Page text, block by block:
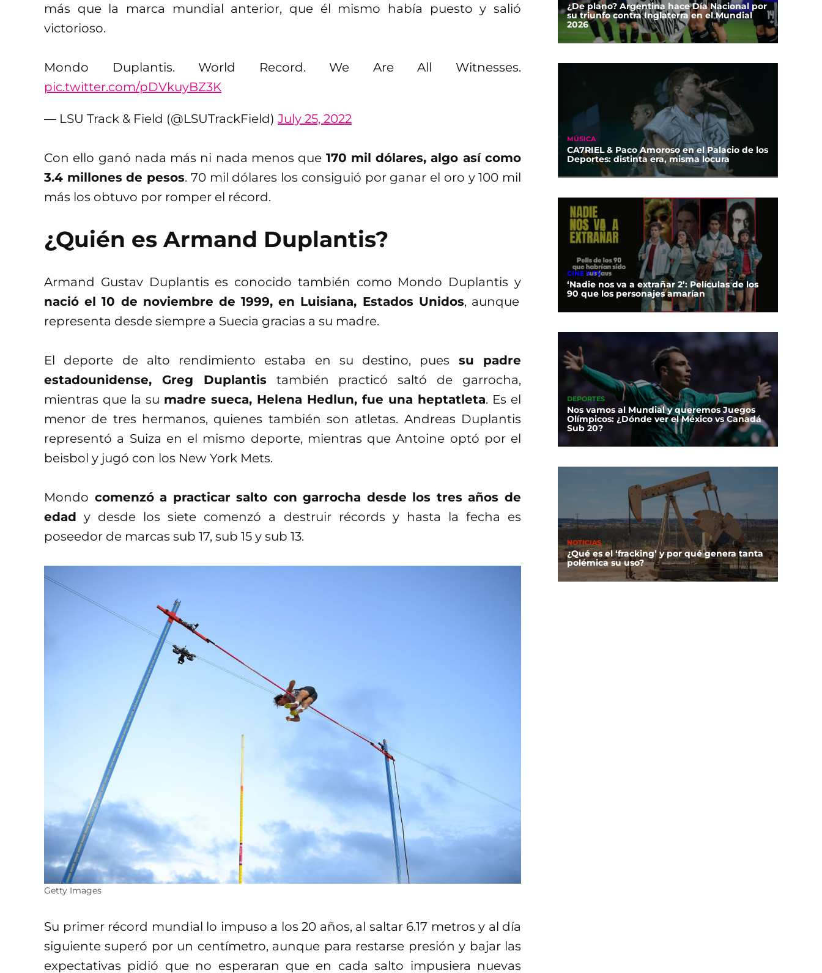
más que la marca mundial anterior, que él mismo había puesto y salió
victorioso.
Mondo Duplantis. World Record. We Are All Witnesses.
pic.twitter.com/pDVkuyBZ3K
— LSU Track & Field (@LSUTrackField) July 25, 2022
Con ello ganó nada más ni nada menos que 170 mil dólares, algo así como
3.4 millones de pesos. 70 mil dólares los consiguió por ganar el oro y 100 mil
más los obtuvo por romper el récord.
¿Quién es Armand Duplantis?
Armand Gustav Duplantis es conocido también como Mondo Duplantis y
nació el 10 de noviembre de 1999, en Luisiana, Estados Unidos, aunque
representa desde siempre a Suecia gracias a su madre.
El deporte de alto rendimiento estaba en su destino, pues su padre
estadounidense, Greg Duplantistambién practicó saltó de garrocha,
mientras que la su madre sueca, Helena Hedlun, fue una heptatleta. Es el
menor de tres hermanos, quienes también son atletas. Andreas Duplantis
representó a Suiza en el mismo deporte, mientras que Antoine optó por el
beisbol y jugó con los New York Mets.
Mondo comenzó a practicar salto con garrocha desde los tres años de
edad y desde los siete comenzó a destruir récords y hasta la fecha es
poseedor de marcas sub 17, sub 15 y sub 13.
Getty Images
Su primer récord mundial lo impuso a los 20 años, al saltar 6.17 metros y al día
siguiente superó por un centímetro, aunque para restarse presión y bajar las
expectativas pidió que no esperaran que en cada salto impusiera nuevas
¿De plano? Argentina hace Día Nacional por
su triunfo contra Inglaterra en el Mundial
2026
MÚSICA
CA7RIEL & Paco Amoroso en el Palacio de los
Deportes: distinta era, misma locura
CINE Y TV
‘Nadie nos va a extrañar 2’: Películas de los
90 que los personajes amarían
DEPORTES
Nos vamos al Mundial y queremos Juegos
Olímpicos: ¿Dónde ver el México vs Canadá
Sub 20?
NOTICIAS
¿Qué es el ‘fracking’ y por qué genera tanta
polémica su uso?